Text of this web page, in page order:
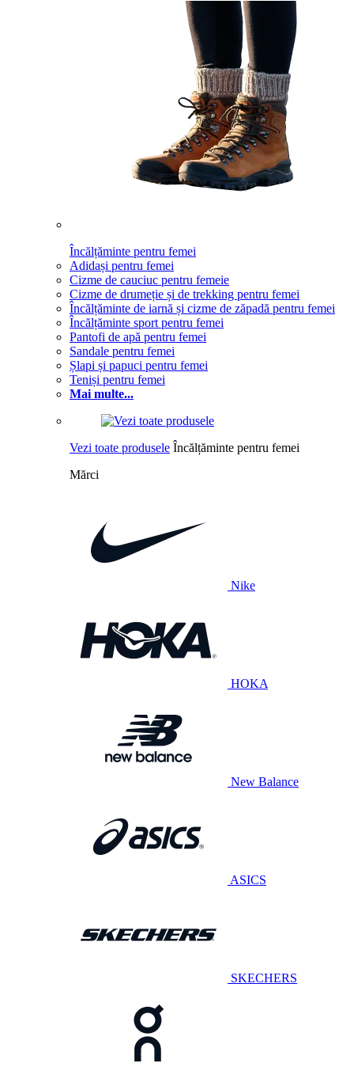
Încălțăminte pentru femei
Adidași pentru femei
Cizme de cauciuc pentru femeie
Cizme de drumeție și de trekking pentru femei
Încălțăminte de iarnă și cizme de zăpadă pentru femei
Încălțăminte sport pentru femei
Pantofi de apă pentru femei
Sandale pentru femei
Șlapi și papuci pentru femei
Teniși pentru femei
Mai multe...
Vezi toate produsele Încălțăminte pentru femei
Mărci
Nike
HOKA
New Balance
ASICS
SKECHERS